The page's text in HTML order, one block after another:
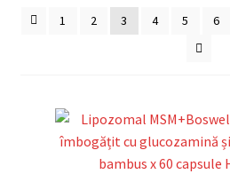
1
2 3 4 5 6